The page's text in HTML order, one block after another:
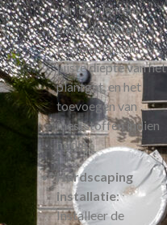
van de planten,
zoals de afstand
tussen planten,
juiste diepte van het
plantgat, en het
toevoegen van
meststoffen indien
nodig.
Hardscaping
installatie:
Installeer de